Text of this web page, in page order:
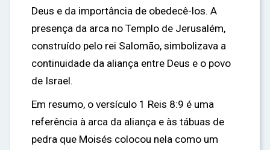
Deus e da importância de obedecê-los. A
presença da arca no Templo de Jerusalém,
construído pelo rei Salomão, simbolizava a
continuidade da aliança entre Deus e o povo
de Israel.
Em resumo, o versículo 1 Reis 8:9 é uma
referência à arca da aliança e às tábuas de
pedra que Moisés colocou nela como um